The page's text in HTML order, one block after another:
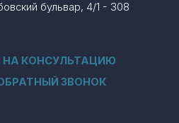
бульвар, 4/1 - 308
НА КОНСУЛЬТАЦИЮ
ЗВОНОК